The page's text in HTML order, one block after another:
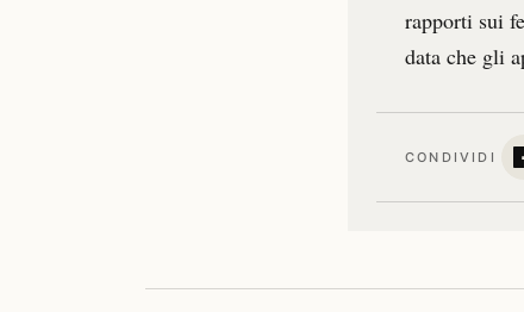
rapporti sui
data che gli
CONDIVIDI